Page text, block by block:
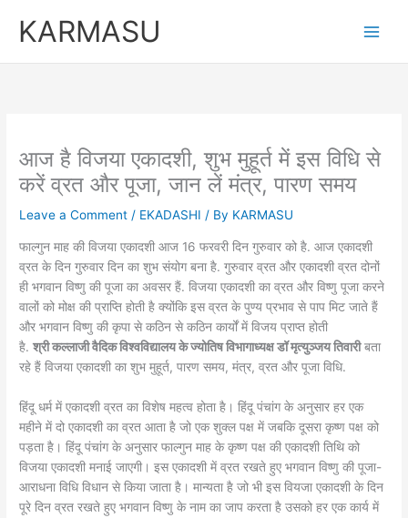
KARMASU
आज है विजया एकादशी, शुभ मुहूर्त में इस विधि से
करें व्रत और पूजा, जान लें मंत्र, पारण समय
Leave a Comment / EKADASHI / By KARMASU
फाल्गुन माह की विजया एकादशी आज 16 फरवरी दिन गुरुवार को है. आज एकादशी
व्रत के दिन गुरुवार दिन का शुभ संयोग बना है. गुरुवार व्रत और एकादशी व्रत दोनों
ही भगवान विष्णु की पूजा का अवसर हैं. विजया एकादशी का व्रत और विष्णु पूजा करने
वालों को मोक्ष की प्राप्ति होती है क्योंकि इस व्रत के पुण्य प्रभाव से पाप मिट जाते हैं
और भगवान​ विष्णु की कृपा से कठिन से कठिन कार्यों में विजय प्राप्त होती
है.श्री कल्लाजी वैदिक विश्वविद्यालय के ज्योतिष विभागाध्यक्ष डॉ मृत्युञ्जय तिवारीबता
रहे हैं विजया एकादशी का शुभ मुहूर्त, पारण समय, मंत्र, व्रत और पूजा विधि.
हिंदू धर्म में एकादशी व्रत का विशेष महत्व होता है। हिंदू पंचांग के अनुसार हर एक
महीने में दो एकादशी का व्रत आता है जो एक शुक्ल पक्ष में जबकि दूसरा कृष्ण पक्ष को
पड़ता है। हिंदू पंचांग के अनुसार फाल्गुन माह के कृष्ण पक्ष की एकादशी तिथि को
विजया एकादशी मनाई जाएगी। इस एकादशी में व्रत रखते हुए भगवान विष्णु की पूजा-
आराधना विधि विधान से किया जाता है। मान्यता है जो भी इस वियजा एकादशी के दिन
पूरे दिन व्रत रखते हुए भगवान विष्णु के नाम का जाप करता है उसको हर एक कार्य में